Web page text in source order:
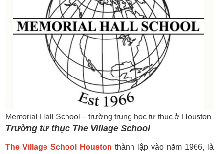
Memorial Hall School – trường trung học tư thục ở Houston
Trường tư thục The Village School
The Village School Houston thành lập vào năm 1966, là